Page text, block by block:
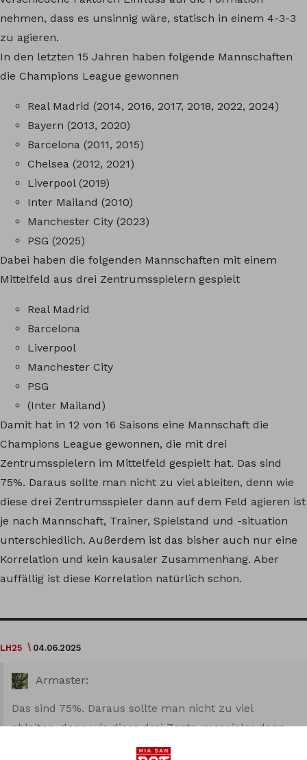
nehmen, dass es unsinnig wäre, statisch in einem 4-3-3
zu agieren.
In den letzten 15 Jahren haben folgende Mannschaften
die Champions League gewonnen
Real Madrid (2014, 2016, 2017, 2018, 2022, 2024)
Bayern (2013, 2020)
Barcelona (2011, 2015)
Chelsea (2012, 2021)
Liverpool (2019)
Inter Mailand (2010)
Manchester City (2023)
PSG (2025)
Dabei haben die folgenden Mannschaften mit einem
Mittelfeld aus drei Zentrumsspielern gespielt
Real Madrid
Barcelona
Liverpool
Manchester City
PSG
(Inter Mailand)
Damit hat in 12 von 16 Saisons eine Mannschaft die
Champions League gewonnen, die mit drei
Zentrumsspielern im Mittelfeld gespielt hat. Das sind
75%. Daraus sollte man nicht zu viel ableiten, denn wie
diese drei Zentrumsspieler dann auf dem Feld agieren ist
je nach Mannschaft, Trainer, Spielstand und -situation
unterschiedlich. Außerdem ist das bisher auch nur eine
Korrelation und kein kausaler Zusammenhang. Aber
auffällig ist diese Korrelation natürlich schon.
LH25 04.06.2025
Armaster:
Das sind 75%. Daraus sollte man nicht zu viel
ableiten, denn wie diese drei Zentrumsspieler dann
auf dem Feld agieren ist je nach Mannschaft, Trainer,